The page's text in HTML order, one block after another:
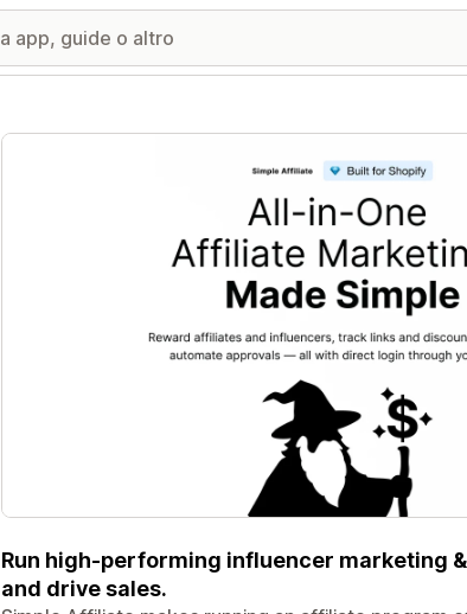
Galleria immagini in evidenza
Run high-performing influencer marketing
and drive sales.